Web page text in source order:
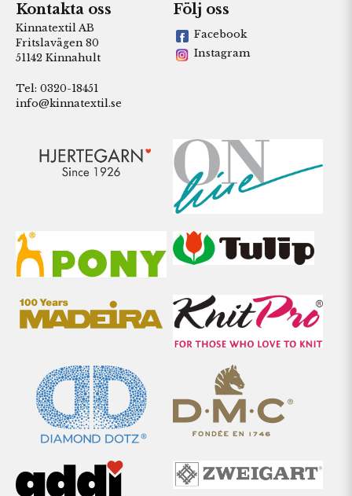
Kontakta oss
Kinnatextil AB
Fritslavägen 80
51142 Kinnahult
Tel: 0320-18451
info@kinnatextil.se
Följ oss
Facebook
Instagram